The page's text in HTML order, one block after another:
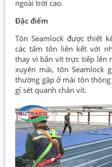
ngoài trời cao.
Đặc điểm
Tôn Seamlock được thiết
các tấm tôn liên kết với
thay vì bắn vít trực tiếp lên
xuyên mái, tôn Seamlock
thường gặp ở mái tôn
gỉ sét quanh chân vít.